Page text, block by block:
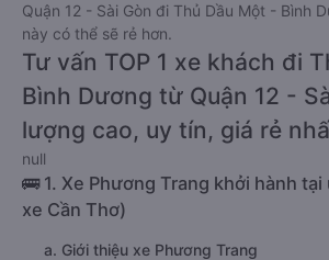
Quận 12 - Sài Gòn đi Thủ Dầu Một - Bình
này có thể sẽ rẻ hơn.
Tư vấn TOP 1 xe khách đi
Bình Dương từ Quận 12 -
lượng cao, uy tín, giá rẻ
null
🚌 1. Xe Phương Trang khởi hành
xe Cần Thơ)
a. Giới thiệu xe Phương Trang